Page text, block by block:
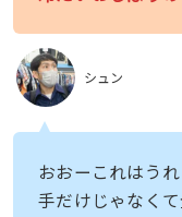
シュン
おおーこれはうれ
手だけじゃなく